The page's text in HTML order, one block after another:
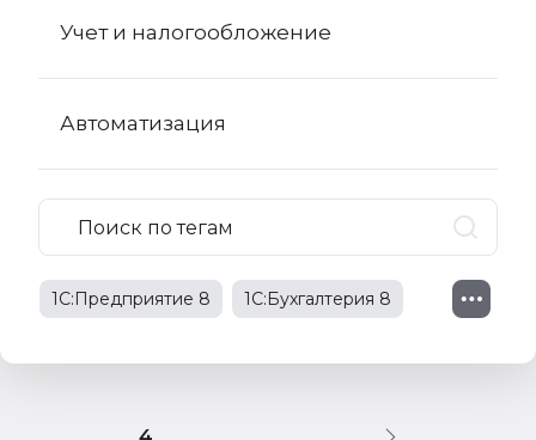
Учет и налогообложение
Автоматизация
1С:Предприятие 8 1С:Бухгалтерия 8